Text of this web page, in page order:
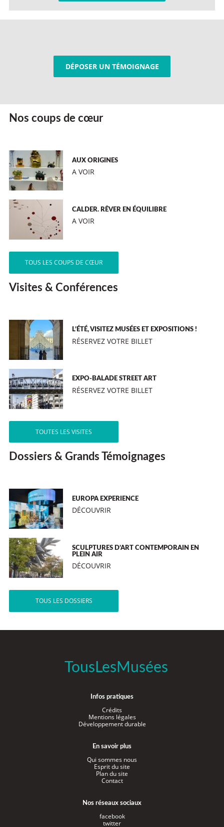
DÉPOSER UN TÉMOIGNAGE
Nos coups de cœur
AUX ORIGINES
A VOIR
CALDER. RÊVER EN ÉQUILIBRE
A VOIR
TOUS LES COUPS DE CŒUR
Visites & Conférences
L’ÉTÉ, VISITEZ MUSÉES ET EXPOSITIONS !
RÉSERVEZ VOTRE BILLET
EXPO-BALADE STREET ART
RÉSERVEZ VOTRE BILLET
TOUTES LES VISITES
Dossiers & Grands Témoignages
EUROPA EXPERIENCE
DÉCOUVRIR
SCULPTURES D’ART CONTEMPORAIN EN
PLEIN AIR
DÉCOUVRIR
TOUS LES DOSSIERS
TousLesMusées
Infos pratiques
Crédits
Mentions légales
Développement durable
En savoir plus
Qui sommes nous
Esprit du site
Plan du site
Contact
Nos réseaux sociaux
facebook
twitter